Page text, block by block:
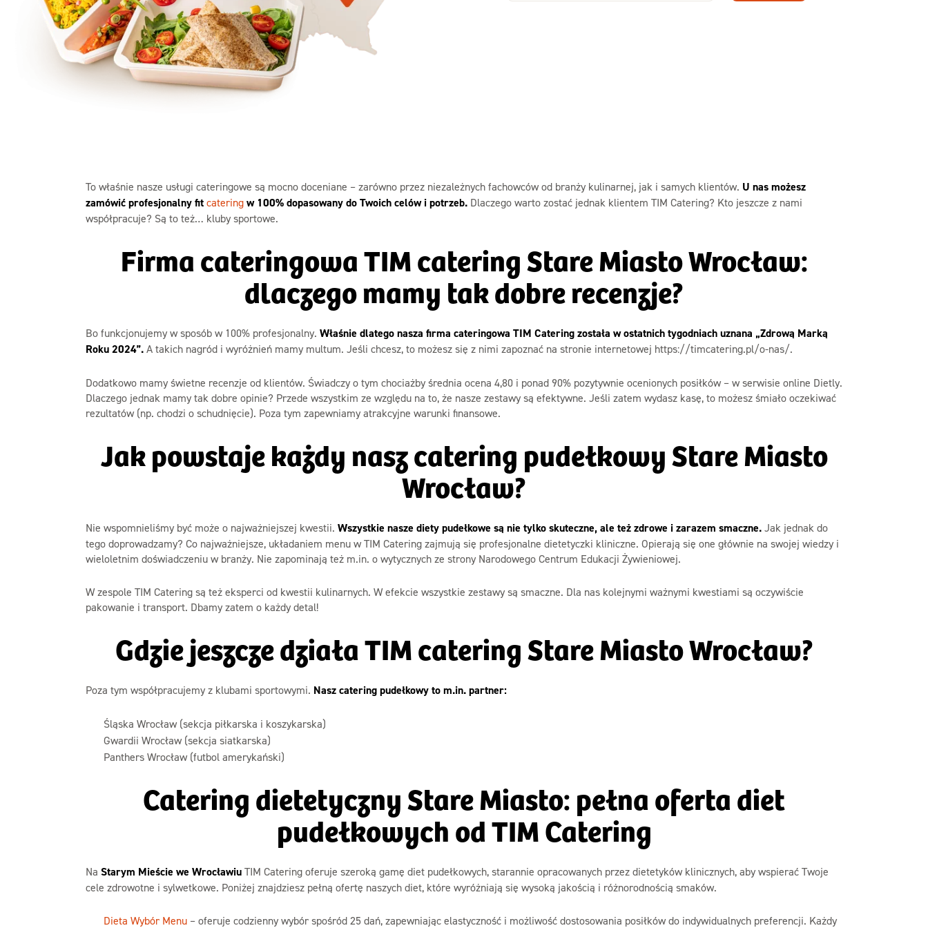
Zamów dietę!
To właśnie nasze usługi cateringowe są mocno doceniane – zarówno przez niezależnych fachowców od branży kulinarnej, jak i samych klientów. U nas możesz
zamówić profesjonalny fit catering w 100% dopasowany do Twoich celów i potrzeb. Dlaczego warto zostać jednak klientem TIM Catering? Kto jeszcze z nami
współpracuje? Są to też… kluby sportowe.
Firma cateringowa TIM catering Stare Miasto Wrocław:
dlaczego mamy tak dobre recenzje?
Bo funkcjonujemy w sposób w 100% profesjonalny. Właśnie dlatego nasza firma cateringowa TIM Catering została w ostatnich tygodniach uznana „Zdrową Marką
Roku 2024”. A takich nagród i wyróżnień mamy multum. Jeśli chcesz, to możesz się z nimi zapoznać na stronie internetowej https://timcatering.pl/o-nas/.
Dodatkowo mamy świetne recenzje od klientów. Świadczy o tym chociażby średnia ocena 4,80 i ponad 90% pozytywnie ocenionych posiłków – w serwisie online Dietly.
Dlaczego jednak mamy tak dobre opinie? Przede wszystkim ze względu na to, że nasze zestawy są efektywne. Jeśli zatem wydasz kasę, to możesz śmiało oczekiwać
rezultatów (np. chodzi o schudnięcie). Poza tym zapewniamy atrakcyjne warunki finansowe.
Jak powstaje każdy nasz catering pudełkowy Stare Miasto
Wrocław?
Nie wspomnieliśmy być może o najważniejszej kwestii. Wszystkie nasze diety pudełkowe są nie tylko skuteczne, ale też zdrowe i zarazem smaczne. Jak jednak do
tego doprowadzamy? Co najważniejsze, układaniem menu w TIM Catering zajmują się profesjonalne dietetyczki kliniczne. Opierają się one głównie na swojej wiedzy i
wieloletnim doświadczeniu w branży. Nie zapominają też m.in. o wytycznych ze strony Narodowego Centrum Edukacji Żywieniowej.
W zespole TIM Catering są też eksperci od kwestii kulinarnych. W efekcie wszystkie zestawy są smaczne. Dla nas kolejnymi ważnymi kwestiami są oczywiście
pakowanie i transport. Dbamy zatem o każdy detal!
Gdzie jeszcze działa TIM catering Stare Miasto Wrocław?
Poza tym współpracujemy z klubami sportowymi. Nasz catering pudełkowy to m.in. partner:
Śląska Wrocław (sekcja piłkarska i koszykarska)
Gwardii Wrocław (sekcja siatkarska)
Panthers Wrocław (futbol amerykański)
Catering dietetyczny Stare Miasto: pełna oferta diet
pudełkowych od TIM Catering
Na Starym Mieście we Wrocławiu TIM Catering oferuje szeroką gamę diet pudełkowych, starannie opracowanych przez dietetyków klinicznych, aby wspierać Twoje
cele zdrowotne i sylwetkowe. Poniżej znajdziesz pełną ofertę naszych diet, które wyróżniają się wysoką jakością i różnorodnością smaków.
Dieta Wybór Menu – oferuje codzienny wybór spośród 25 dań, zapewniając elastyczność i możliwość dostosowania posiłków do indywidualnych preferencji. Każdy